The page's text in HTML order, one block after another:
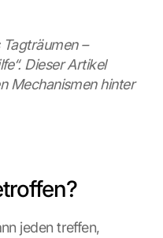
–
Dieser Artikel
Mechanismen hinter
jeden treffen,